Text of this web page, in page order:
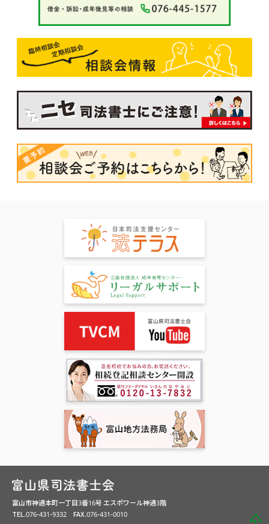
富山市神通本町一丁目3番16号 エスポワール神通3階
TEL.076-431-9332 FAX.076-431-0010